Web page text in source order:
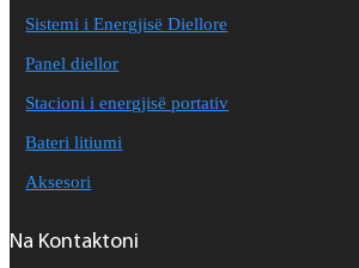
Sistemi i Energjisë Diellore
Panel diellor
Stacioni i energjisë portativ
Bateri litiumi
Aksesori
Na Kontaktoni